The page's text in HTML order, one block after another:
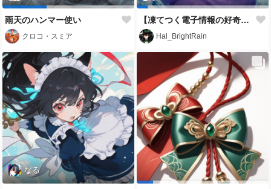
雨天のハンマー使い
クロコ・スミア
【凍てつく電子情報の好奇心お化け】S-know
Hal_BrightRain
なる